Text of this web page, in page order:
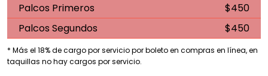
Palcos Primeros
$450
Palcos Segundos
$450
* Más el 18% de cargo por servicio por boleto en compras en línea, en
taquillas no hay cargos por servicio.